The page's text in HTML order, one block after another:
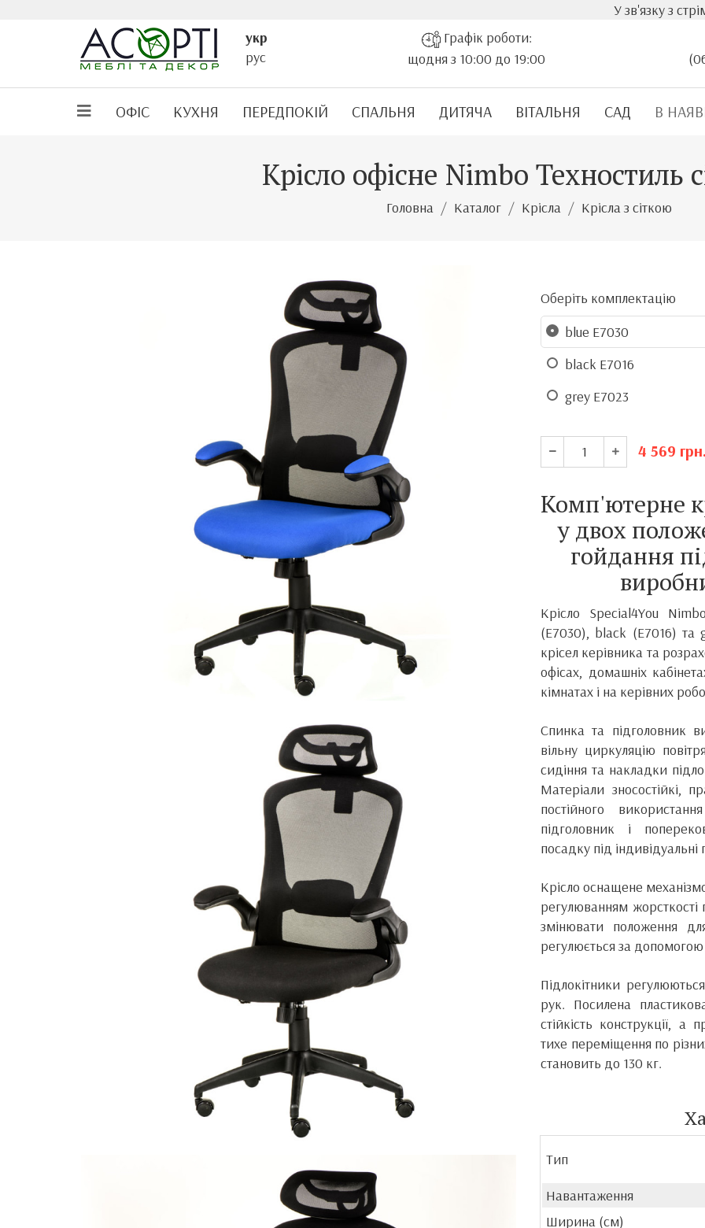
У зв'язку з стрімким
укр
рус
Графік роботи:
щодня з 10:00 до 19:00
ОФІС КУХНЯ ПЕРЕДПОКІЙ СПАЛЬНЯ ДИТЯЧА ВІТАЛЬНЯ САД В
Крісло офісне Nimbo Техностиль
Головна Каталог Крісла Крісла з сіткою
Оберіть комплектацію
blue E7030
black E7016
grey E7023
4 569 грн.
Комп'ютерне
у двох
гойдання
Крісло Special4You
(E7030), black (E7016) та
крісел керівника та
офісах, домашніх
кімнатах і на керівних
Спинка та підголовник
вільну циркуляцію
сидіння та накладки
Матеріали зносостійкі,
постійного
підголовник і
посадку під
Крісло оснащене
регулюванням
змінювати положення
регулюється за
Підлокітники
рук. Посилена
стійкість конструкції,
тихе переміщення по
становить до 130 кг.
Тип
Навантаження
Ширина (см)